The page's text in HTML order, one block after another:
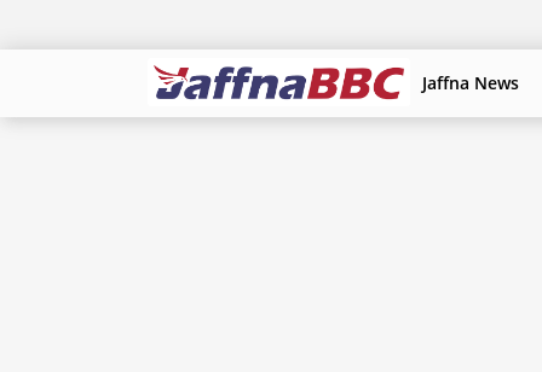
Jaffna News